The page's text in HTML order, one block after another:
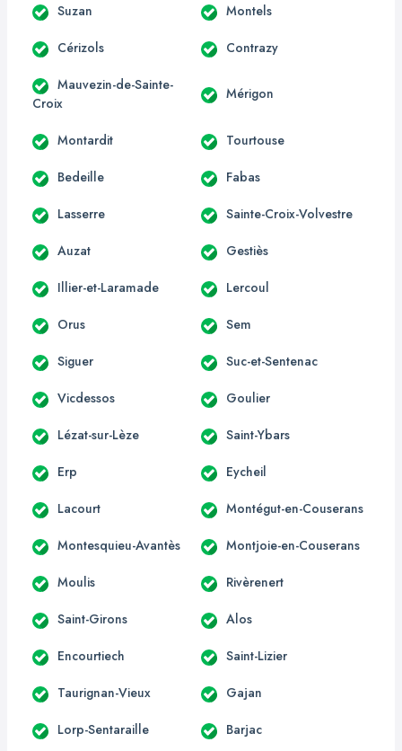
Suzan Montels
Cérizols Contrazy
Mauvezin-de-Sainte-
Croix
Mérigon
Montardit Tourtouse
Bedeille Fabas
Lasserre Sainte-Croix-Volvestre
Auzat Gestiès
Illier-et-Laramade Lercoul
Orus Sem
Siguer Suc-et-Sentenac
Vicdessos Goulier
Lézat-sur-Lèze Saint-Ybars
Erp Eycheil
Lacourt Montégut-en-Couserans
Montesquieu-Avantès Montjoie-en-Couserans
Moulis Rivèrenert
Saint-Girons Alos
Encourtiech Saint-Lizier
Taurignan-Vieux Gajan
Lorp-Sentaraille Barjac